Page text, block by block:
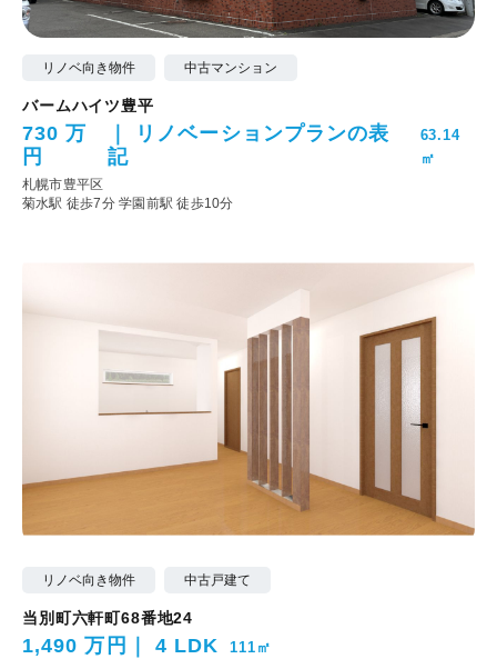
リノベ向き物件 中古マンション
バームハイツ豊平
730 万
円
リノベーションプランの表
記
63.14
㎡
札幌市豊平区
菊水駅 徒歩7分学園前駅 徒歩10分
リノベ向き物件 中古戸建て
当別町六軒町68番地24
1,490 万円 4 LDK 111㎡